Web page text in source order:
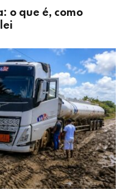
o que é, como